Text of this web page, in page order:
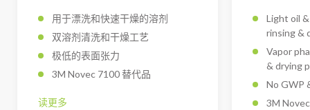
用于漂洗和快速干燥的溶剂
双溶剂清洗和干燥工艺
极低的表面张力
3M Novec 7100 替代品
读更多
Light oil
rinsing &
Vapor
& drying
No GWP
3M